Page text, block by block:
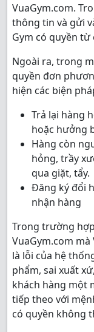
VuaGym.com.
thông tin và gửi
Gym có quyền
Ngoài ra, trong
quyền đơn
hiện các biện
Trả lại hàng
hoặc hưởng
Hàng còn
hỏng, trầy
qua giặt, tẩy.
Đăng ký đổi
nhận hàng
Trong trường
VuaGym.com
là lỗi của hệ
phẩm, sai xuất
khách hàng một
tiếp theo với
có quyền không